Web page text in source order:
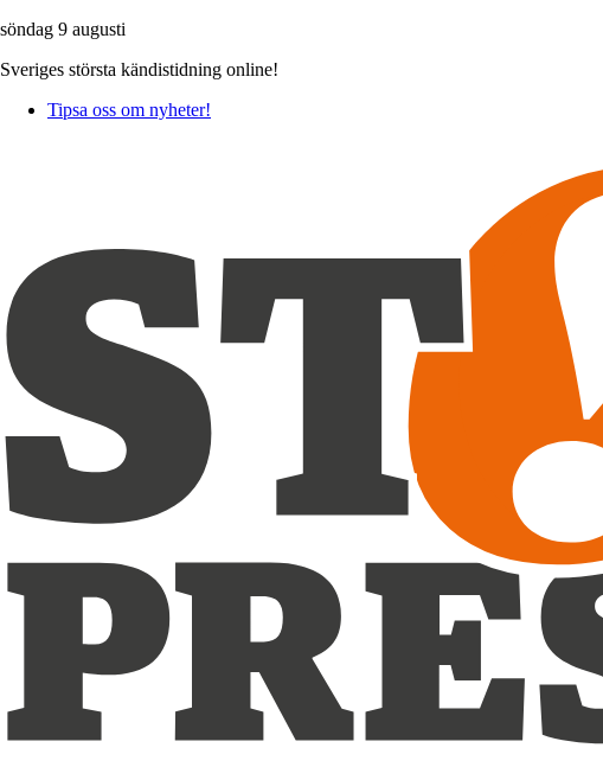
söndag 9 augusti
Sveriges största kändistidning online!
Tipsa oss om nyheter!